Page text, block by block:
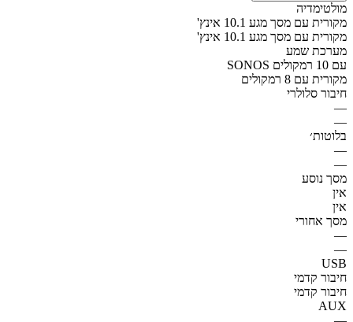
מולטימדיה
מקורית עם מסך מגע 10.1 אינץ'
מקורית עם מסך מגע 10.1 אינץ'
מערכת שמע
SONOS עם 10 רמקולים
מקורית עם 8 רמקולים
חיבור סלולרי
—
—
בלוטות׳
—
—
מסך נוסע
אין
אין
מסך אחורי
—
—
USB
חיבור קדמי
חיבור קדמי
AUX